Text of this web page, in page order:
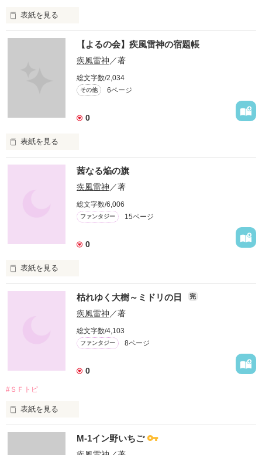
表紙を見る
機械にも心はある
怒りもすれば笑いもする
愛情が芽生えることもある
だからって、なあ…
【よるの会】疾風雷神の宿題帳
疾風雷神 ／著
総文字数/2,034
その他 6ページ
0
表紙を見る
ふぃよるど様主催の【よるの会】お題作品です。
作品を読む
茜なる焔の旗
疾風雷神 ／著
総文字数/6,006
ファンタジー 15ページ
0
表紙を見る
いつ。
かない。
作品を読む
枯れゆく大樹～ミドリの日 完
疾風雷神 ／著
総文字数/4,103
ファンタジー 8ページ
0
#ＳＦトピ
表紙を見る
自然に帰ろう
豊かな大地を取り戻そう
M-1イン野いちご